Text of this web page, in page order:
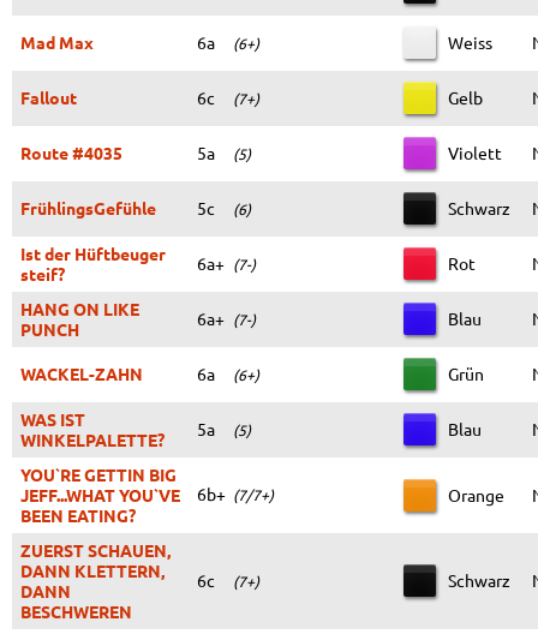
Mad Max 6a (6+) Weiss
Fallout 6c (7+) Gelb
Route #4035 5a (5) Violett
FrühlingsGefühle 5c (6) Schwarz
Ist der Hüftbeuger
steif?
6a+ (7-) Rot
HANG ON LIKE
PUNCH
6a+ (7-) Blau
WACKEL-ZAHN 6a (6+) Grün
WAS IST
WINKELPALETTE?
5a (5) Blau
YOU`RE GETTIN BIG
JEFF...WHAT YOU`VE
BEEN EATING?
6b+ (7/7+) Orange
ZUERST SCHAUEN,
DANN KLETTERN,
DANN
BESCHWEREN
6c (7+) Schwarz